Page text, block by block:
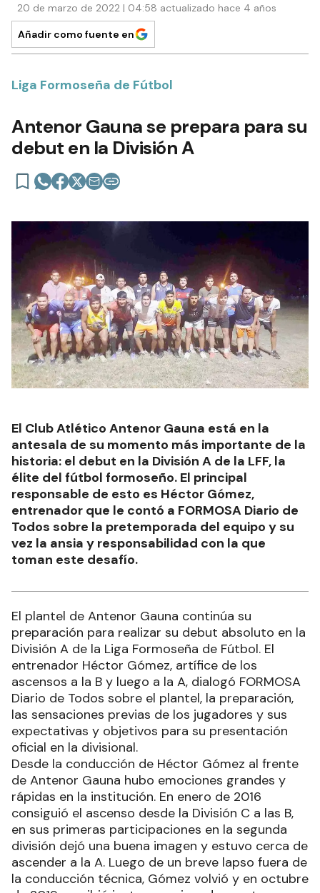
20 de marzo de 2022 | 04:58 actualizado hace 4 años
Añadir como fuente en
Liga Formoseña de Fútbol
Antenor Gauna se prepara para su
debut en la División A
El Club Atlético Antenor Gauna está en la
antesala de su momento más importante de la
historia: el debut en la División A de la LFF, la
élite del fútbol formoseño. El principal
responsable de esto es Héctor Gómez,
entrenador que le contó a FORMOSA Diario de
Todos sobre la pretemporada del equipo y su
vez la ansia y responsabilidad con la que
toman este desafío.
El plantel de Antenor Gauna continúa su
preparación para realizar su debut absoluto en la
División A de la Liga Formoseña de Fútbol. El
entrenador Héctor Gómez, artífice de los
ascensos a la B y luego a la A, dialogó FORMOSA
Diario de Todos sobre el plantel, la preparación,
las sensaciones previas de los jugadores y sus
expectativas y objetivos para su presentación
oficial en la divisional.
Desde la conducción de Héctor Gómez al frente
de Antenor Gauna hubo emociones grandes y
rápidas en la institución. En enero de 2016
consiguió el ascenso desde la División C a las B,
en sus primeras participaciones en la segunda
división dejó una buena imagen y estuvo cerca de
ascender a la A. Luego de un breve lapso fuera de
la conducción técnica, Gómez volvió y en octubre